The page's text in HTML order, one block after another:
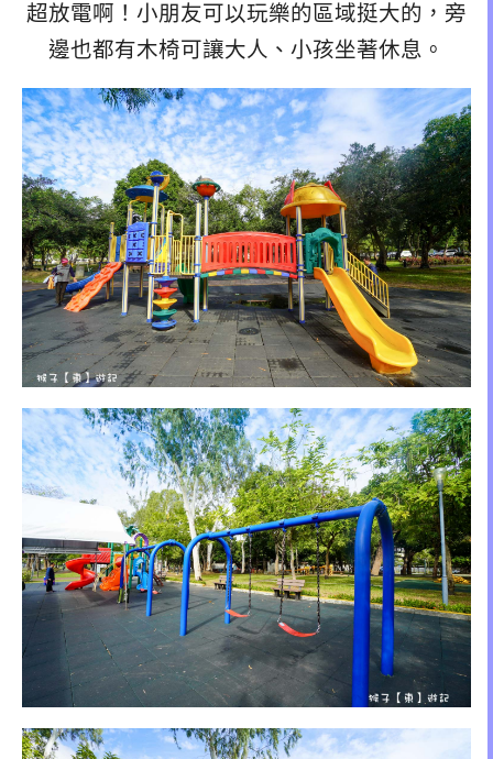
超放電啊！小朋友可以玩樂的區域挺大的，旁
邊也都有木椅可讓大人、小孩坐著休息。